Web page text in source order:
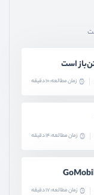
زمان مطالعه: 10 دقیقه
زمان مطالعه: 14 دقیقه
زمان مطالعه: 17 دقیقه